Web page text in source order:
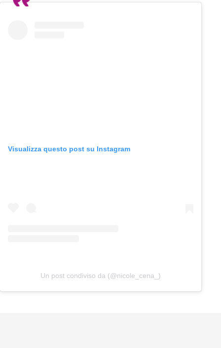
Visualizza questo post su Instagram
Un post condiviso da (@nicole_cena_)